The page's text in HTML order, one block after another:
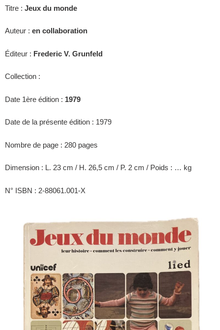
Titre : Jeux du monde
Auteur : en collaboration
Éditeur : Frederic V. Grunfeld
Collection :
Date 1ère édition : 1979
Date de la présente édition : 1979
Nombre de page : 280 pages
Dimension : L. 23 cm / H. 26,5 cm / P. 2 cm / Poids : … kg
N° ISBN : 2-88061.001-X